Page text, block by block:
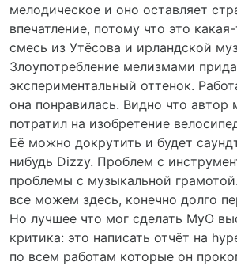
мелодическое и оно оставляет
впечатление, потому что это
смесь из Утёсова и ирландской
Злоупотребление мелизмами
экспериментальный оттенок.
она понравилась. Видно что автор
потратил на изобретение
Её можно докрутить и будет
нибудь Dizzy. Проблем с
проблемы с музыкальной
все можем здесь, конечно долго
Но лучшее что мог сделать MyO
критика: это написать отчёт на
по всем работам которые он